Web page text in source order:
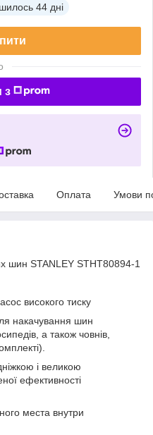
44 дні
з
Оплата Умови
шин STANLEY STHT80894-1
високого тиску
накачування шин
а також човнів,
і великою
ефективності
места внутри